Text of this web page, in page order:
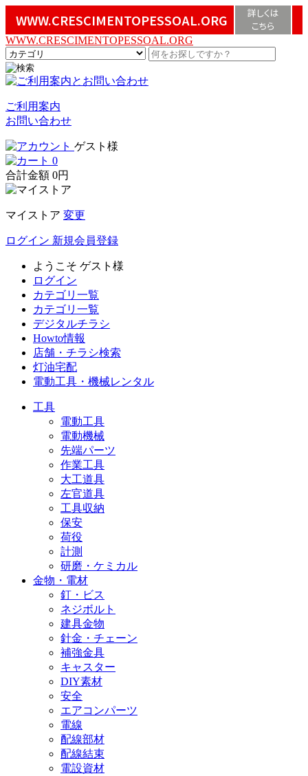
WWW.CRESCIMENTOPESSOAL.ORG
詳しくは
こちら
WWW.CRESCIMENTOPESSOAL.ORG
ご利用案内
お問い合わせ
ゲスト様
0
合計金額 0円
マイストア 変更
ログイン 新規会員登録
ようこそ ゲスト様
ログイン
カテゴリ一覧
カテゴリ一覧
デジタルチラシ
Howto情報
店舗・チラシ検索
灯油宅配
電動工具・機械レンタル
工具
電動工具
電動機械
先端パーツ
作業工具
大工道具
左官道具
工具収納
保安
荷役
計測
研磨・ケミカル
金物・電材
釘・ビス
ネジボルト
建具金物
針金・チェーン
補強金具
キャスター
DIY素材
安全
エアコンパーツ
電線
配線部材
配線結束
電設資材